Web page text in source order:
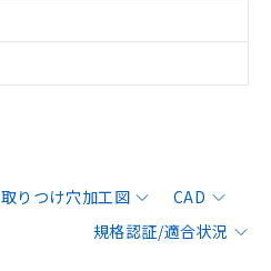
取りつけ穴加工図
CAD
規格認証/適合状況